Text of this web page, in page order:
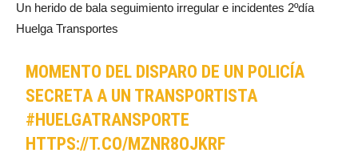
Un herido de bala seguimiento irregular e incidentes 2ºdía
Huelga Transportes
MOMENTO DEL DISPARO DE UN POLICÍA
SECRETA A UN TRANSPORTISTA
#HUELGATRANSPORTE
HTTPS://T.CO/MZNR8OJKRF